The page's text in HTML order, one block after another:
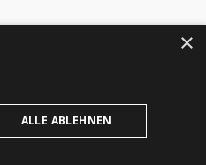
×
ALLE ABLEHNEN